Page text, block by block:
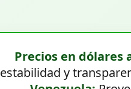
Precios en dólares
estabilidad y